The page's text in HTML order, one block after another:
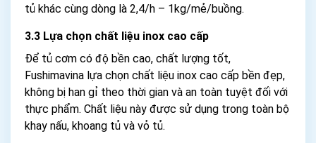
tủ khác cùng dòng là 2,4/h – 1kg/mẻ/buồng.
3.3 Lựa chọn chất liệu inox cao cấp
Để tủ cơm có độ bền cao, chất lượng tốt,
Fushimavina lựa chọn chất liệu inox cao cấp bền đẹp,
không bị han gỉ theo thời gian và an toàn tuyệt đối với
thực phẩm. Chất liệu này được sử dụng trong toàn bộ
khay nấu, khoang tủ và vỏ tủ.